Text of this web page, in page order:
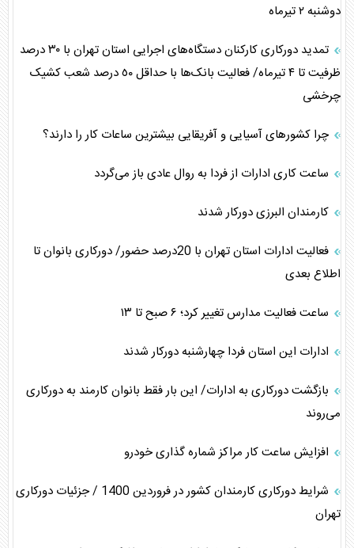
دوشنبه ٢ تیرماه
تمدید دورکاری کارکنان دستگاه‌های اجرایی استان تهران با ۳۰ درصد
ظرفیت تا ۴ تیرماه/ فعالیت بانک‌ها با حداقل ٥٠ درصد شعب کشیک
چرخشی
چرا کشورهای آسیایی و آفریقایی بیشترین ساعات کار را دارند؟
ساعت کاری ادارات از فردا به روال عادی باز می‌گردد
کارمندان البرزی دورکار شدند
فعالیت ادارات استان تهران با 20درصد حضور/ دورکاری بانوان تا
اطلاع بعدی
ساعت فعالیت مدارس تغییر کرد؛ ۶ صبح تا ۱۳
ادارات این استان فردا چهارشنبه دورکار شدند
بازگشت دورکاری به ادارات/ این بار فقط بانوان کارمند به دورکاری
می‌روند
افزایش ساعت کار مراکز شماره گذاری خودرو
شرایط دورکاری کارمندان کشور در فروردین 1400 / جزئیات دورکاری
تهران